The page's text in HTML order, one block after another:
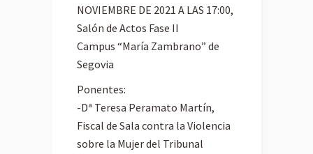
NOVIEMBRE DE 2021 A LAS 17:00,
Salón de Actos Fase II
Campus “María Zambrano” de
Segovia
Ponentes:
-Dª Teresa Peramato Martín,
Fiscal de Sala contra la Violencia
sobre la Mujer del Tribunal